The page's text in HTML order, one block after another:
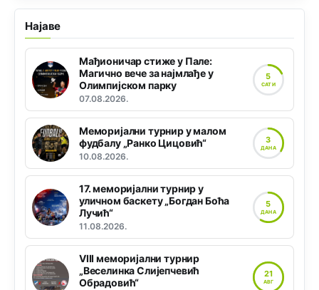
Најаве
Мађионичар стиже у Пале:
Магично вече за најмлађе у
Олимпијском парку
07.08.2026.
5
САТИ
Меморијални турнир у малом
фудбалу „Ранко Цицовић“
10.08.2026.
3
ДАНА
17. меморијални турнир у
уличном баскету „Богдан Боћа
Лучић“
11.08.2026.
5
ДАНА
VIII меморијални турнир
„Веселинка Слијепчевић
Обрадовић“
21
АВГ